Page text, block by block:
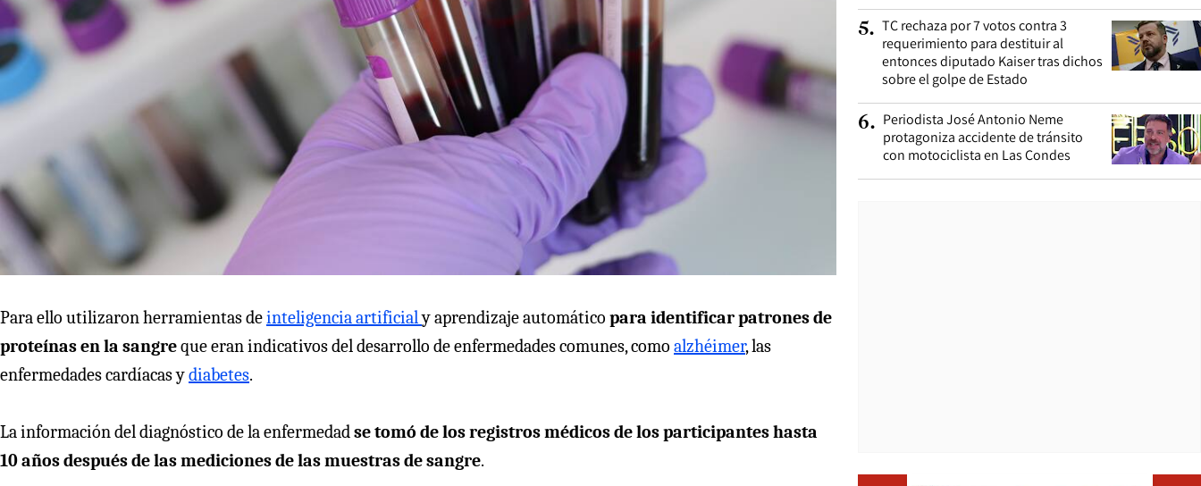
Para ello utilizaron herramientas deinteligencia artificialy aprendizaje automático para identificar patrones de
proteínas en la sangreque eran indicativos del desarrollo de enfermedades comunes, como alzhéimer, las
enfermedades cardíacas ydiabetes.
La información del diagnóstico de la enfermedadse tomó de los registros médicos de los participantes hasta
10 años después de las mediciones de las muestras de sangre.
5. TC rechaza por 7 votos contra 3
requerimiento para destituir al
entonces diputado Kaiser tras dichos
sobre el golpe de Estado
6. Periodista José Antonio Neme
protagoniza accidente de tránsito
con motociclista en Las Condes